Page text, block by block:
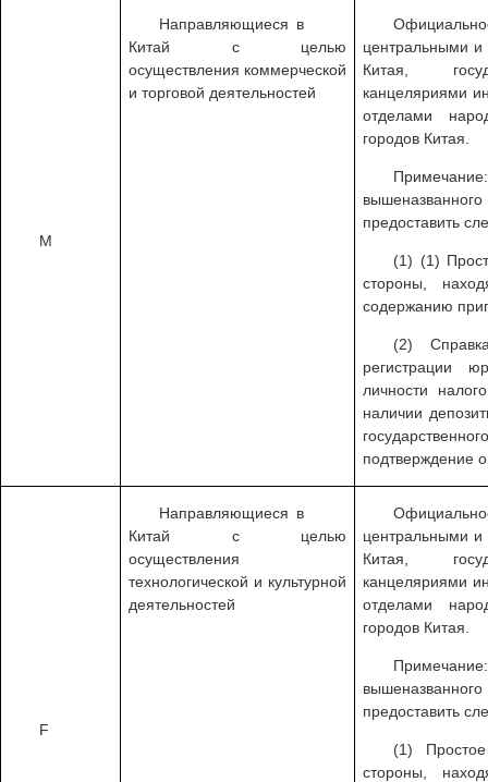
M
Направляющиеся в
Китай с целью
осуществления коммерческой
и торговой деятельностей
центральными и
Китая,
канцеляриями
отделами
городов Китая.
предоставить
(1) (1)
стороны,
содержанию
(2)
регистрации
личности
наличии
подтверждение
F
Направляющиеся в
Китай с целью
осуществления
технологической и культурной
деятельностей
центральными и
Китая,
канцеляриями
отделами
городов Китая.
предоставить
(1)
стороны,